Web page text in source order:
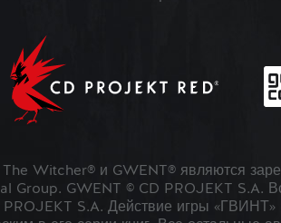
Witcher® и GWENT® являются
Group. GWENT © CD PROJEKT S.A.
PROJEKT S.A. Действие игры «ГВИНТ»